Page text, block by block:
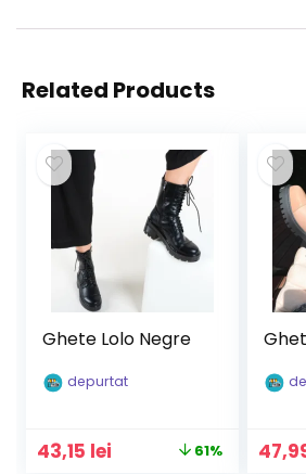
Related Products
Ghete Lolo Negre
depurtat
Prețul
43,15 lei 61%